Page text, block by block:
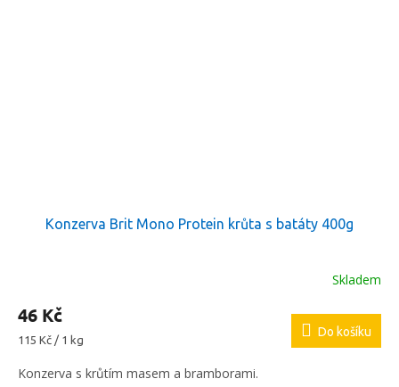
Konzerva Brit Mono Protein krůta s batáty 400g
Skladem
46 Kč
Měrná
115 Kč / 1 kg
Do košíku
Konzerva s krůtím masem a bramborami.